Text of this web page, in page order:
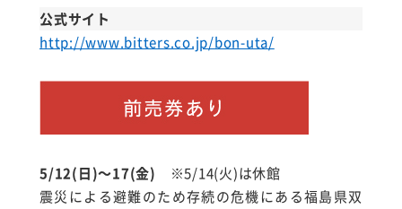
公式サイト
http://www.bitters.co.jp/bon-uta/
5/12(日)～17(金)
※5/14(火)は休館
震災による避難のため存続の危機にある福島県双